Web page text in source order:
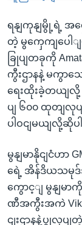
ရနျကုနျမွို့ရဲ့ အရှ
တဲ့ မွကှေကျပေါျ
ခြုပျတခုကို
ကွီးဌာနနဲ့ မကွာသ
ရေးထိုးခဲ့တယျလို့
ပျ ၆၀၀ ထုတျလုပ
ပါဝငျမယျလို့ဆိုပ
မွနျမာနိုငျငံဟာ
ရေဲ့ အိန်ဒိယသမုဒ်ဒ
ကွောင့ျ မွနျမာကို
ဏီအကွီးအကဲ
ငျးဌာနနဲ့ပွုလုပျ